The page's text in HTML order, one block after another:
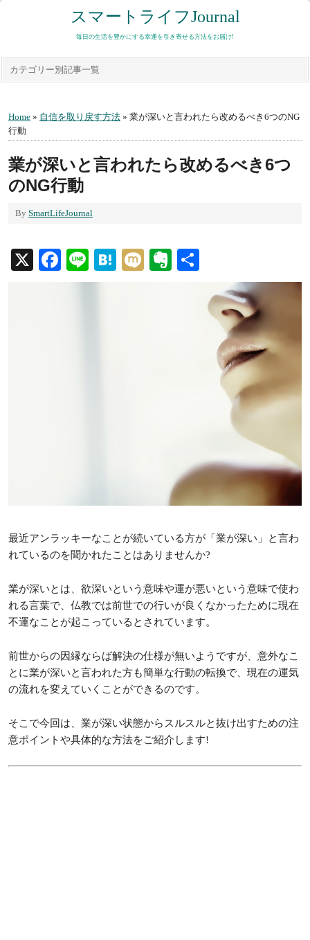
スマートライフJournal
毎日の生活を豊かにする幸運を引き寄せる方法をお届け!
カテゴリー別記事一覧
Home » 自信を取り戻す方法 » 業が深いと言われたら改めるべき6つのNG
行動
業が深いと言われたら改めるべき6つ
のNG行動
By SmartLifeJournal
X Facebook
LineHatenaMixiEvernote
最近アンラッキーなことが続いている方が「業が深い」と言わ
れているのを聞かれたことはありませんか?
業が深いとは、欲深いという意味や運が悪いという意味で使わ
れる言葉で、仏教では前世での行いが良くなかったために現在
不運なことが起こっているとされています。
前世からの因縁ならば解決の仕様が無いようですが、意外なこ
とに業が深いと言われた方も簡単な行動の転換で、現在の運気
の流れを変えていくことができるのです。
そこで今回は、業が深い状態からスルスルと抜け出すための注
意ポイントや具体的な方法をご紹介します!